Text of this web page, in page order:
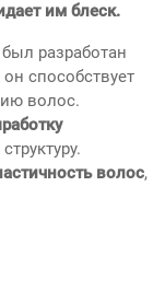
им блеск.
разработан
способствует
волос.
структуру.
волос,